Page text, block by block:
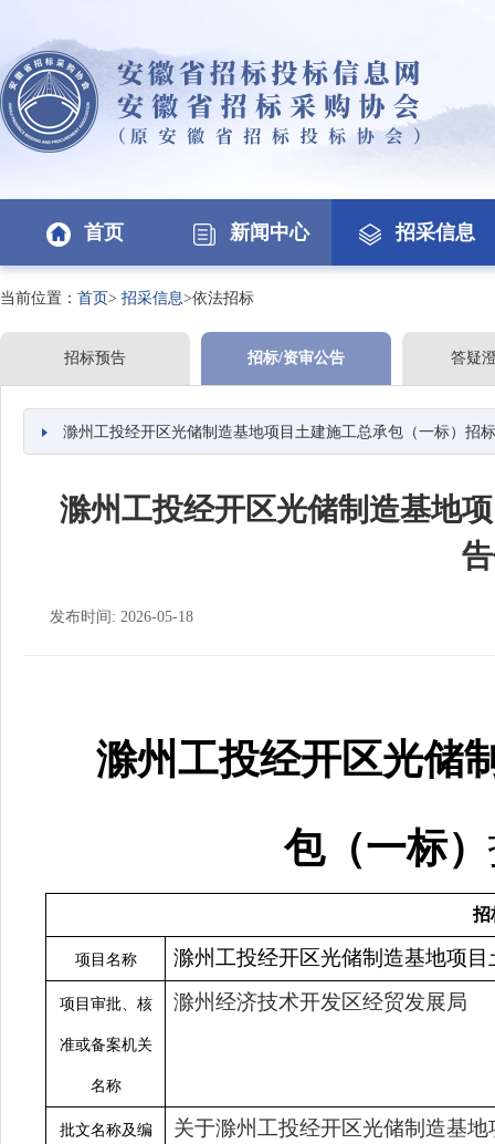
首页 新闻中心 招采信息
当前位置： 首页> 招采信息>依法招标
招标预告 招标/资审公告 答疑
滁州工投经开区光储制造基地项目土建施工总承包（一标）招
滁州工投经开区光储制造基地
发布时间: 2026-05-18
滁州工投经开区光储
包（一标）
招
项目 名称 滁州工投经开区光储制造基地项
项目审批、核
准或备案机关
名称
滁州经济技术开发区经贸发展局
批文名称及编
关于滁州工投经开区光储制造基